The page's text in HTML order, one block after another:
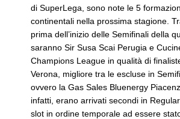
di SuperLega, sono note le 5
continentali nella prossima stagione.
prima dell’inizio delle Semifinali della
saranno Sir Susa Scai Perugia e
Champions League in qualità di
Verona, migliore tra le escluse in
ovvero la Gas Sales Bluenergy
infatti, erano arrivati secondi in
slot in ordine temporale ad essere